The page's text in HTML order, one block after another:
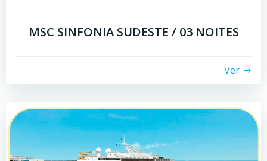
MSC SINFONIA SUDESTE / 03 NOITES
Ver